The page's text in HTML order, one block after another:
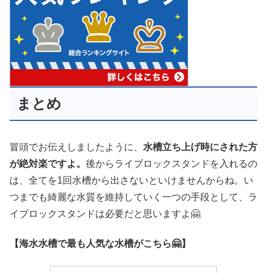
まとめ
冒頭でお伝えしましたように、 水槽立ち上げ時にされた方
が絶対楽ですよ。 後からライブロックスタンドを入れるの
は、全てを1回水槽から出さないといけませんからね。い
つまでも綺麗な水質を維持していく一つの手段として、ラ
イブロックスタンドは必要だと思いますよ🤗
【海水水槽で最も人気な水槽がこちら🤗】